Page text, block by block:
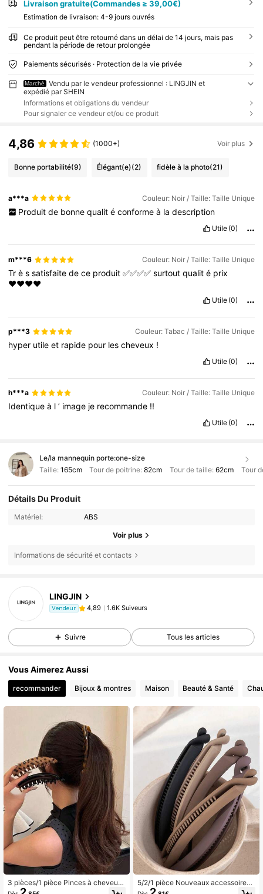
Livraison gratuite(Commandes ≥ 39,00€)
Estimation de livraison: 4-9 jours ouvrés
Ce produit peut être retourné dans un délai de 14 jours, mais pas
pendant la période de retour prolongée
Paiements sécurisés · Protection de la vie privée
Marché
Vendu par le vendeur professionnel : LINGJIN et
expédié par SHEIN
Informations et obligations du vendeur
Pour signaler ce vendeur et/ou ce produit
4,86 (1000+) Voir plus
Bonne portabilité(9) Élégant(e)(2) fidèle à la photo(21)
a***a Couleur: Noir / Taille: Taille Unique
Produit de bonne qualit é conforme à la description
Utile (0)
m***6 Couleur: Noir / Taille: Taille Unique
Trèssatisfaitedece produit✅✅✅✅surtoutqualité prix
♥️♥️♥️♥️
Utile (0)
p***3 Couleur: Tabac / Taille: Taille Unique
hyper utileet rapide pour lescheveux !
Utile (0)
h***a Couleur: Noir / Taille: Taille Unique
Identiqueà l’ image je recommande !!
Utile (0)
Le/la mannequin porte:one-size
Taille: 165cm Tour de poitrine:82cm Tour de taille: 62cm Tour
Détails Du Produit
Matériel: ABS
Voir plus
Informations de sécurité et contacts
LINGJIN
Vendeur 4,89 1.6K Suiveurs
Suivre Tous les articles
Vous Aimerez Aussi
recommander Bijoux & montres Maison Beauté & Santé
3 pièces/1 pièce Pinces à cheveux
élégantes à imprimé léopard, clips d
5/2/1 pièce Nouveaux accessoires
pour cheveux haut de gamme, pinc